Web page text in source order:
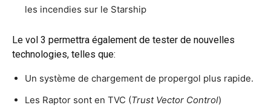
les incendies sur le Starship
Le vol 3 permettra également de tester de nouvelles
technologies, telles que:
Un système de chargement de propergol plus rapide.
Les Raptor sont en TVC (Trust Vector Control)